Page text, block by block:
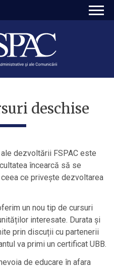
deschise
dezvoltării FSPAC este
încearcă să se
ce privește dezvoltarea
un nou tip de cursuri
interesate. Durata și
prin discuții cu partenerii
va primi un certificat UBB.
de educare în afara